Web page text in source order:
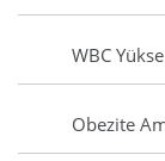
WBC
Obezite